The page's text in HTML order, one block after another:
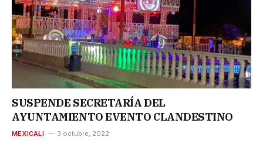
SUSPENDE SECRETARÍA DEL
AYUNTAMIENTO EVENTO CLANDESTINO
MEXICALI 3 octubre, 2022